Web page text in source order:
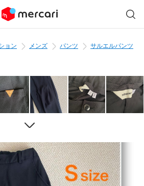
ョン メンズ パンツ サルエルパンツ